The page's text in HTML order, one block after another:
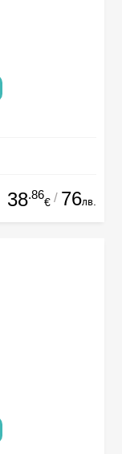
38.86
€ / 76лв.